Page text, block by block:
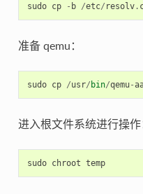
sudo cp - b /etc/ resolv.
准备 qemu：
sudo cp /usr/ bin/qemu-
进入根文件系统进行操作
sudo chroot temp